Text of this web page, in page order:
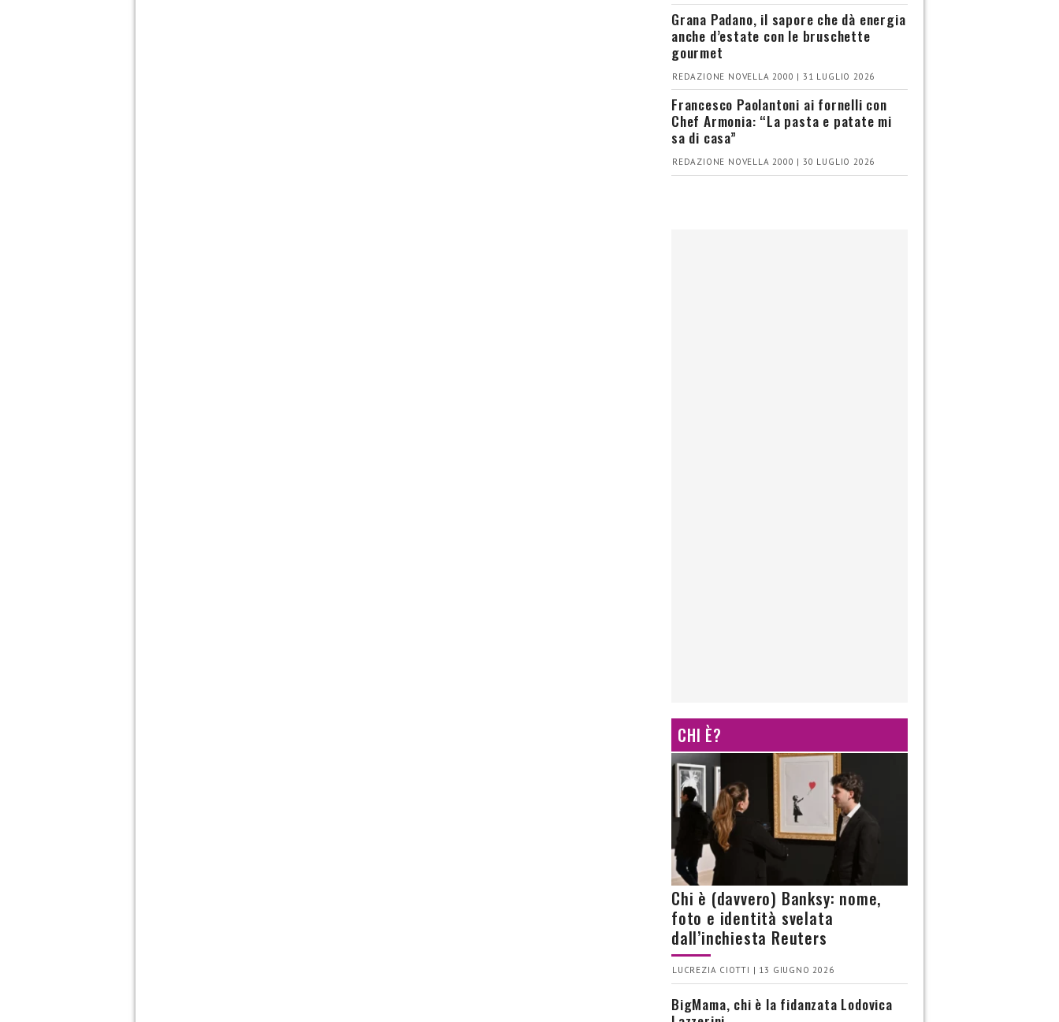
Grana Padano, il sapore che dà energia
anche d’estate con le bruschette
gourmet
REDAZIONE NOVELLA 2000 | 31 LUGLIO 2026
Francesco Paolantoni ai fornelli con
Chef Armonia: “La pasta e patate mi
sa di casa”
REDAZIONE NOVELLA 2000 | 30 LUGLIO 2026
CHI È?
Chi è (davvero) Banksy: nome,
foto e identità svelata
dall’inchiesta Reuters
LUCREZIA CIOTTI | 13 GIUGNO 2026
BigMama, chi è la fidanzata Lodovica